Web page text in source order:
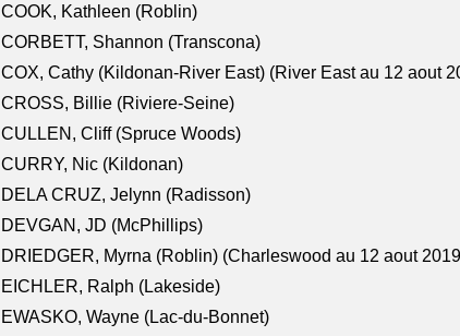
COOK, Kathleen (Roblin)
CORBETT, Shannon (Transcona)
COX, Cathy (Kildonan-River East) (River East au 12 aout
CROSS, Billie (Riviere-Seine)
CULLEN, Cliff (Spruce Woods)
CURRY, Nic (Kildonan)
DELA CRUZ, Jelynn (Radisson)
DEVGAN, JD (McPhillips)
DRIEDGER, Myrna (Roblin) (Charleswood au 12 aout
EICHLER, Ralph (Lakeside)
EWASKO, Wayne (Lac-du-Bonnet)